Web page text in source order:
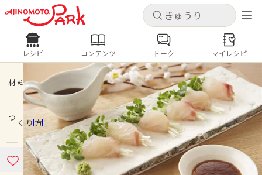
キャンセル
ログインするとレシピを保存できます
ログイン 新規登録
ホーム
コンテンツ
キャンセル
レシピ コンテンツ
人気の食材・レシピ
きゅうり なす トマト
とうもろこし
ピーマン
みょうが ゴーヤ
レシピ コンテンツ トーク マイレシピ
材料
つくり方